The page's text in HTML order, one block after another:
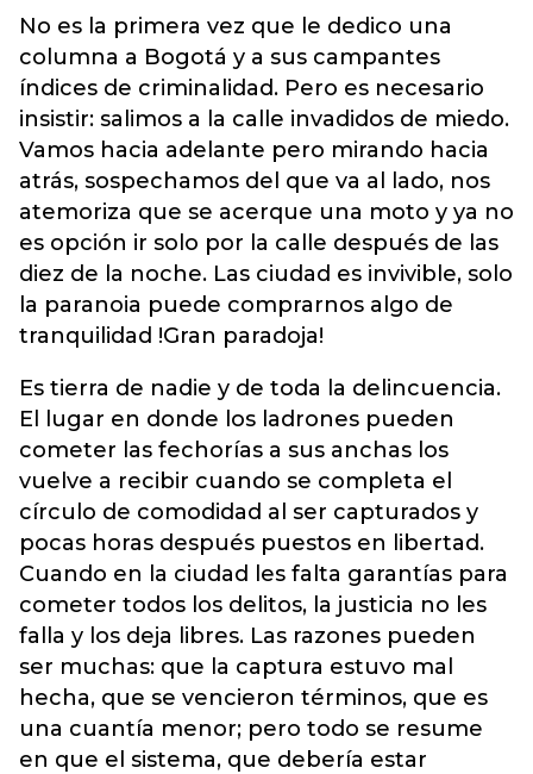
No es la primera vez que le dedico una
columna a Bogotá y a sus campantes
índices de criminalidad. Pero es necesario
insistir: salimos a la calle invadidos de miedo.
Vamos hacia adelante pero mirando hacia
atrás, sospechamos del que va al lado, nos
atemoriza que se acerque una moto y ya no
es opción ir solo por la calle después de las
diez de la noche. Las ciudad es invivible, solo
la paranoia puede comprarnos algo de
tranquilidad !Gran paradoja!
Es tierra de nadie y de toda la delincuencia.
El lugar en donde los ladrones pueden
cometer las fechorías a sus anchas los
vuelve a recibir cuando se completa el
círculo de comodidad al ser capturados y
pocas horas después puestos en libertad.
Cuando en la ciudad les falta garantías para
cometer todos los delitos, la justicia no les
falla y los deja libres. Las razones pueden
ser muchas: que la captura estuvo mal
hecha, que se vencieron términos, que es
una cuantía menor; pero todo se resume
en que el sistema, que debería estar